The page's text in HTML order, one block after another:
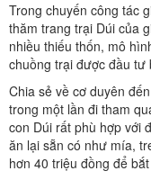
Trong chuyến công tác
thăm trang trại Dúi của
nhiều thiếu thốn, mô
chuồng trại được đầu tư
Chia sẻ về cơ duyên
trong một lần đi tham
con Dúi rất phù hợp với
ăn lại sẵn có như mía,
hơn 40 triệu đồng để